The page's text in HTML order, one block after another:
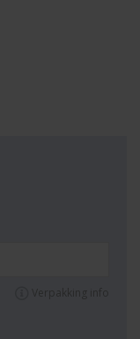
Verpakking info